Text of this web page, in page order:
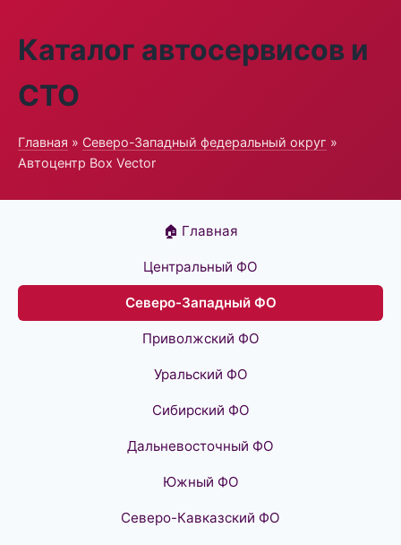
Каталог автосервисов и
СТО
Главная » Северо-Западный федеральный округ »
Автоцентр Box Vector
🏠 Главная
Центральный ФО
Северо-Западный ФО
Приволжский ФО
Уральский ФО
Сибирский ФО
Дальневосточный ФО
Южный ФО
Северо-Кавказский ФО